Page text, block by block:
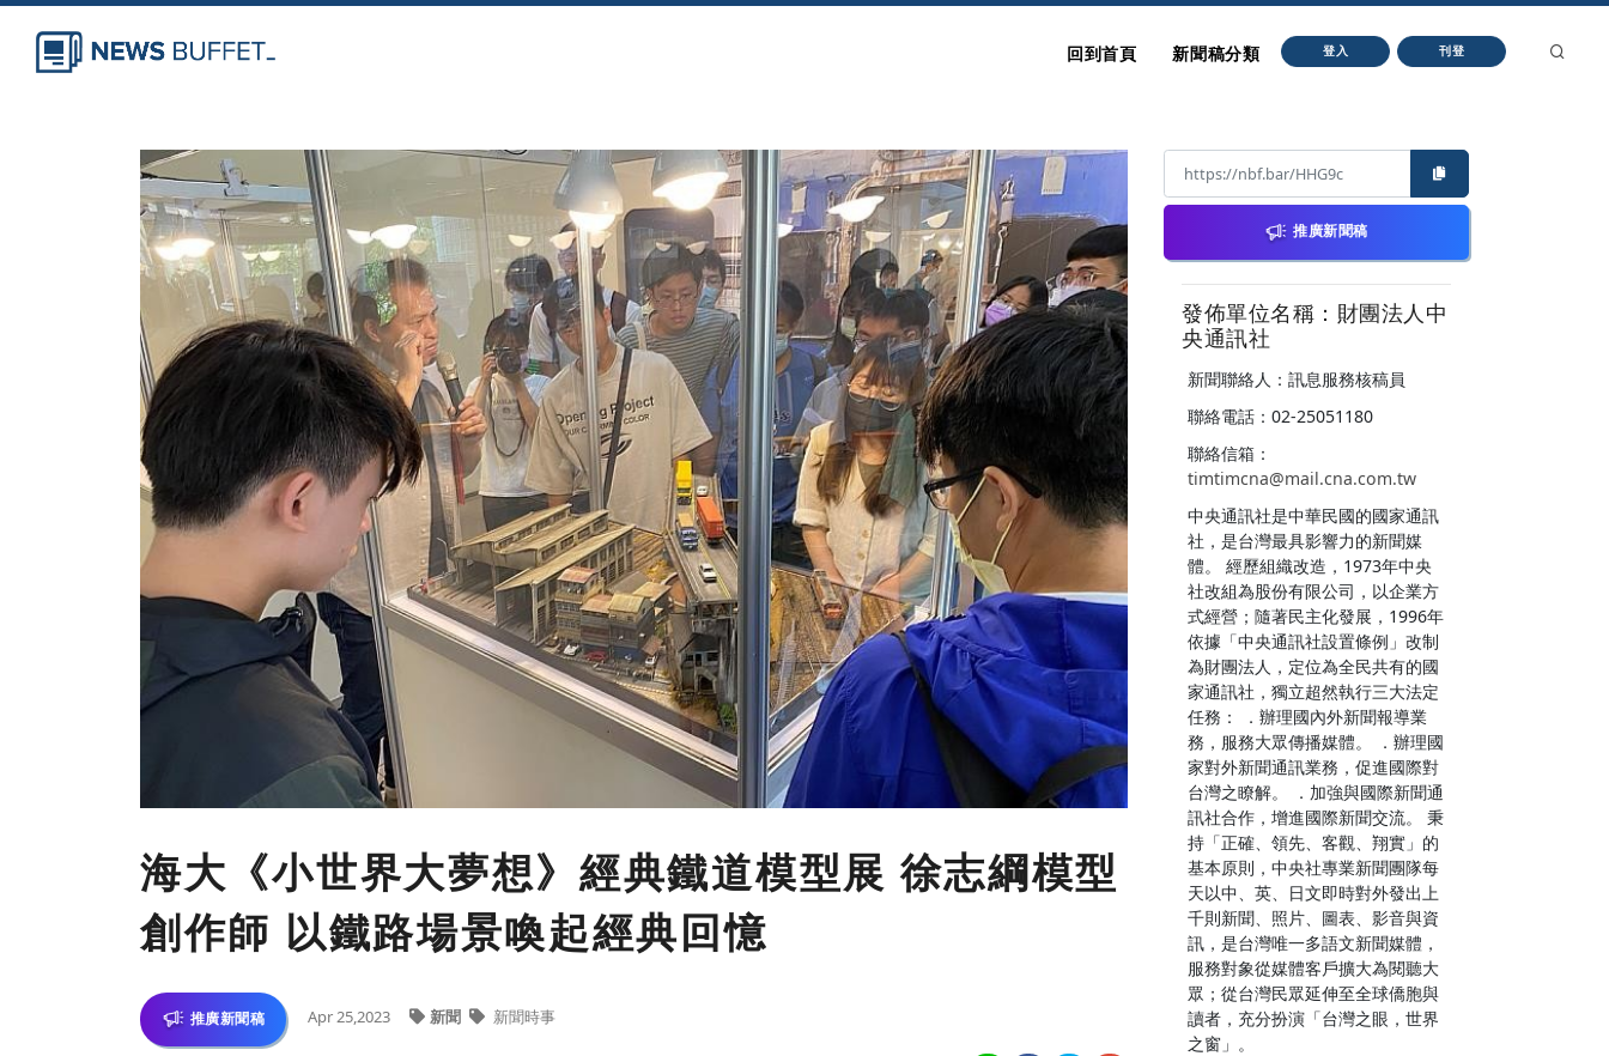
回到首頁 新聞稿分類 登入 刊登
海大《小世界大夢想》經典鐵道模型展 徐志綱模型
創作師 以鐵路場景喚起經典回憶
推廣新聞稿 Apr 25,2023 新聞 新聞時事
推廣新聞稿
發佈單位名稱：財團法人中
央通訊社
新聞聯絡人：訊息服務核稿員
聯絡電話：02-25051180
聯絡信箱：
timtimcna@mail.cna.com.tw
中央通訊社是中華民國的國家通訊
社，是台灣最具影響力的新聞媒
體。 經歷組織改造，1973年中央
社改組為股份有限公司，以企業方
式經營；隨著民主化發展，1996年
依據「中央通訊社設置條例」改制
為財團法人，定位為全民共有的國
家通訊社，獨立超然執行三大法定
任務： ．辦理國內外新聞報導業
務，服務大眾傳播媒體。 ．辦理國
家對外新聞通訊業務，促進國際對
台灣之瞭解。 ．加強與國際新聞通
訊社合作，增進國際新聞交流。 秉
持「正確、領先、客觀、翔實」的
基本原則，中央社專業新聞團隊每
天以中、英、日文即時對外發出上
千則新聞、照片、圖表、影音與資
訊，是台灣唯一多語文新聞媒體，
服務對象從媒體客戶擴大為閱聽大
眾；從台灣民眾延伸至全球僑胞與
讀者，充分扮演「台灣之眼，世界
之窗」。